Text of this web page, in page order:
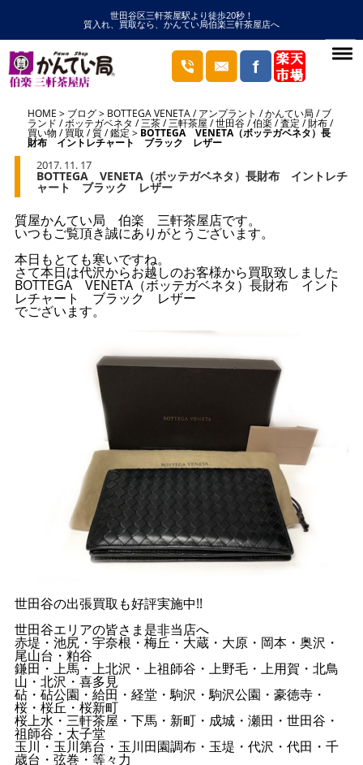
世田谷区三軒茶屋駅より徒歩20秒！
質入れ、買取なら、かんてい局伯楽三軒茶屋店へ
HOME ブログ BOTTEGA VENETA/アンプラント /かんてい局 /ブ
ランド /ボッテガベネタ /三茶/三軒茶屋 /世田谷/伯楽/査定 /財布/
買い物 /買取 /質/鑑定 BOTTEGA VENETA（ボッテガベネタ）長
財布 イントレチャート ブラック レザー
2017. 11. 17
BOTTEGA VENETA（ボッテガベネタ）長財布 イントレチ
ャート ブラック レザー
質屋かんてい局 伯楽 三軒茶屋店です。
いつもご覧頂き誠にありがとうございます。
本日もとても寒いですね。
さて本日は代沢からお越しのお客様から買取致しました
BOTTEGA VENETA（ボッテガベネタ）長財布 イント
レチャート ブラック レザー
でございます。
世田谷の出張買取も好評実施中!!
世田谷エリアの皆さま是非当店へ
赤堤・池尻・宇奈根・梅丘・大蔵・大原・岡本・奥沢・
尾山台・粕谷
鎌田・上馬・上北沢・上祖師谷・上野毛・上用賀・北鳥
山・北沢・喜多見
砧・砧公園・給田・経堂・駒沢・駒沢公園・豪徳寺・
桜・桜丘・桜新町
桜上水・三軒茶屋・下馬・新町・成城・瀬田・世田谷・
祖師谷・太子堂
玉川・玉川第台・玉川田園調布・玉堤・代沢・代田・千
歳台・弦巻・等々力